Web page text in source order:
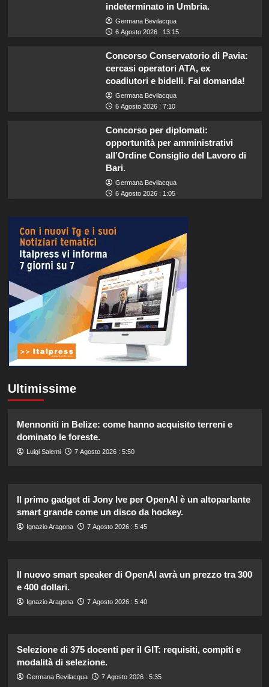
indeterminato in Umbria.
Germana Bevilacqua
6 Agosto 2026 : 13:15
Concorso Conservatorio di Pavia:
cercasi operatori ATA, ex
coadiutori e bidelli. Fai domanda!
Germana Bevilacqua
6 Agosto 2026 : 7:10
Concorso per diplomati:
opportunità per amministrativi
all’Ordine Consiglio del Lavoro di
Bari.
Germana Bevilacqua
6 Agosto 2026 : 1:05
Ultimissime
Mennoniti in Belize: come hanno acquisito terreni e
dominato le foreste.
Luigi Salemi 7 Agosto 2026 : 5:50
Il primo gadget di Jony Ive per OpenAI è un altoparlante
smart grande come un disco da hockey.
Ignazio Aragona 7 Agosto 2026 : 5:45
Il nuovo smart speaker di OpenAI avrà un prezzo tra 300
e 400 dollari.
Ignazio Aragona 7 Agosto 2026 : 5:40
Selezione di 375 docenti per il GIT: requisiti, compiti e
modalità di selezione.
Germana Bevilacqua 7 Agosto 2026 : 5:35